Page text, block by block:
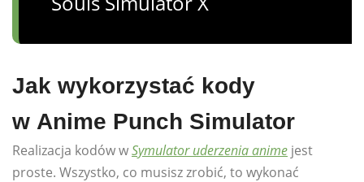
Jak wykorzystać kody
w Anime Punch Simulator
Realizacja kodów wSymulator uderzenia anime jest
proste. Wszystko, co musisz zrobić, to wykonać